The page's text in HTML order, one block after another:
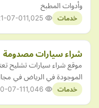
وأدوات المطبخ
خدمات 07-01
شراء سيارات مصدومة
موقع شراء سيارات تشليح
الموجودة في الرياض في
خدمات 07-11